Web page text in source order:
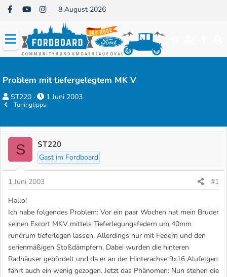
8 August 2026
Problem mit tiefergelegtem MK V
E
t
e
r
ST220
E
r
t
e
l
l
a
1 Juni 2003
Tuningtipps
S ST220
Gast im Fordboard
1 Juni 2003
#1
Hallo!
Ich habe folgendes Problem: Vor ein paar Wochen hat mein Bruder
seinen Escort MKV mittels Tieferlegungsfedern um 40mm
rundrum tieferlegen lassen. Allerdings nur mit Federn und den
serienmäßigen Stoßdämpfern. Dabei wurden die hinteren
Radhäuser gebördelt und da er an der Hinterachse 9x16 Alufelgen
fährt auch ein wenig gezogen. Jetzt das Phänomen: Nun stehen die